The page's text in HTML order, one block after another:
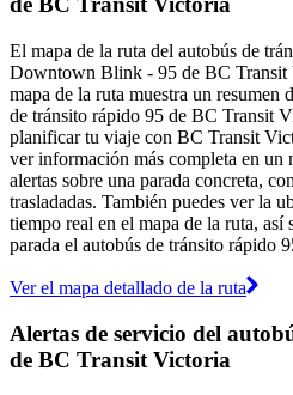
El mapa de la ruta del autobús de
Downtown Blink - 95 de BC Transit
mapa de la ruta muestra un resumen
de tránsito rápido 95 de BC Transit
planificar tu viaje con BC Transit
ver información más completa en un
alertas sobre una parada concreta,
trasladadas. También puedes ver la
tiempo real en el mapa de la ruta, así
parada el autobús de tránsito rápido
Ver el mapa detallado de la ruta
Alertas de servicio del
de BC Transit Victoria